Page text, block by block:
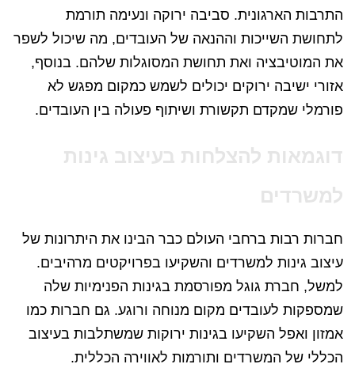
התרבות הארגונית. סביבה ירוקה ונעימה תורמת
לתחושת השייכות וההנאה של העובדים, מה שיכול לשפר
את המוטיבציה ואת תחושת המסוגלות שלהם. בנוסף,
אזורי ישיבה ירוקים יכולים לשמש כמקום מפגש לא
פורמלי שמקדם תקשורת ושיתוף פעולה בין העובדים.
דוגמאות להצלחות בעיצוב גינות
למשרדים
חברות רבות ברחבי העולם כבר הבינו את היתרונות של
עיצוב גינות למשרדים והשקיעו בפרויקטים מרהיבים.
למשל, חברת גוגל מפורסמת בגינות הפנימיות שלה
שמספקות לעובדים מקום מנוחה ורוגע. גם חברות כמו
אמזון ואפל השקיעו בגינות ירוקות שמשתלבות בעיצוב
הכללי של המשרדים ותורמות לאווירה הכללית.